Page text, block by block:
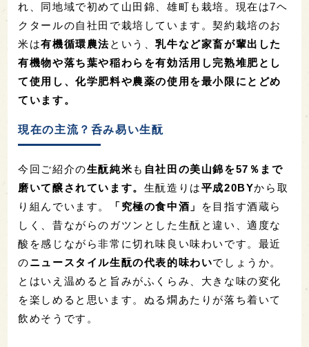
れ、同地域で初めて山田錦、雄町も栽培。現在は7ヘ
クタールの自社田で栽培 しています 。契約栽培のお
米は有機循環農法という、乳牛など家畜が輩出した
有機物や落ち葉や稲わらを有効活用し完熟堆肥とし
て使用し、化学肥料や農薬の使用を最小限にとどめ
ています。
現在の主流？呑み易い生酛
今回ご紹介の生酛純米も 自社田の美山錦を57 ％まで
磨いて醸されています。 生酛造りは平成20BYから取
り組 んでいます。 「究極の食中酒」
を目指す酒蔵ら
しく、昔ながらのガツンとした生酛と違い、適度な
酸を感じながら非常に切れ味良い味わいです。最近
のニュースタイル生酛の代表的味わいでしょうか。
とはいえ温めると旨みがふくらみ、大きな味の変化
を楽しめると思います。ぬる燗あたりが落ち着いて
飲めそうです。